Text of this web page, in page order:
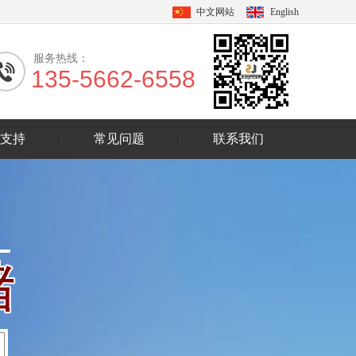
中文网站 English
服务热线：
135-5662-6558
持 常见问题 联系我们